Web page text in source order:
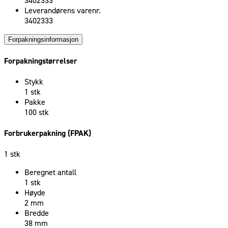
Leverandørens varenr.
3402333
Forpakningsinformasjon
Forpakningstørrelser
Stykk
1 stk
Pakke
100 stk
Forbrukerpakning (FPAK)
1 stk
Beregnet antall
1 stk
Høyde
2 mm
Bredde
38 mm